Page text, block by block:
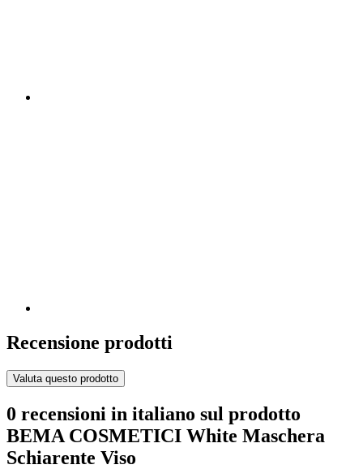
Recensione prodotti
Valuta questo prodotto
0 recensioni in italiano sul prodotto
BEMA COSMETICI White Maschera
Schiarente Viso